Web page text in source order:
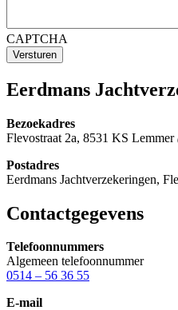
CAPTCHA
Versturen
Eerdmans
Bezoekadres
Flevostraat 2a, 8531 KS Lemmer
Postadres
Eerdmans Jachtverzekeringen,
Contactgegevens
Telefoonnummers
Algemeen telefoonnummer
0514 – 56 36 55
E-mail